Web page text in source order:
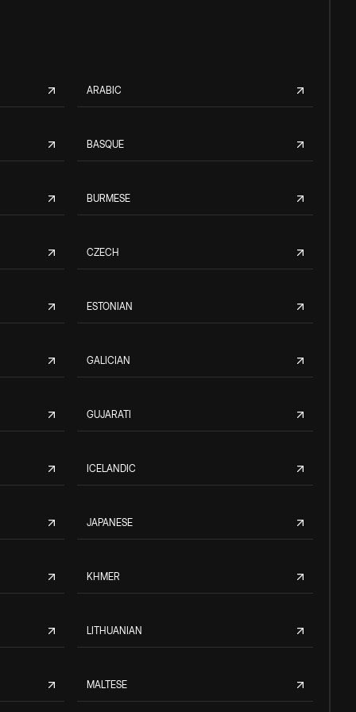
ARABIC
BASQUE
BURMESE
CZECH
ESTONIAN
GALICIAN
GUJARATI
ICELANDIC
JAPANESE
KHMER
LITHUANIAN
MALTESE